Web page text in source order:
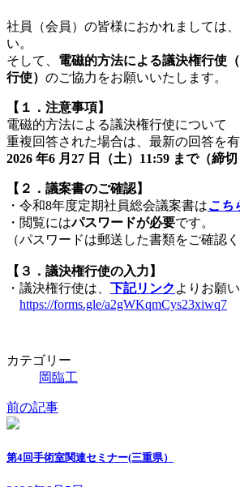
社員（会員）の皆様におかれましては
い。
そして、 電磁的方法による議決権行使
行使） のご協力をお願いいたします。
【１．注意事項】
電磁的方法による議決権行使について
重複回答された場合は、最新の回答を有
2026 年6 月27 日（土）11:59 まで（締切
【２．議案書のご確認】
・令和8年度定期社員総会議案書はこち
・閲覧にはパスワードが必要です。
（パスワードは郵送した書類をご確認く
【３．議決権行使の入力】
・議決権行使は、 下記リンク よりお願
https://forms.gle/a2gWKqmCys23xiwq7
カテゴリー
岡臨工
前の記事
第4回手術室関連セミナー(三重県）